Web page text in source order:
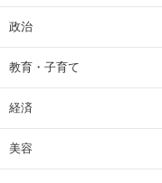
政治
教育・子育て
経済
美容